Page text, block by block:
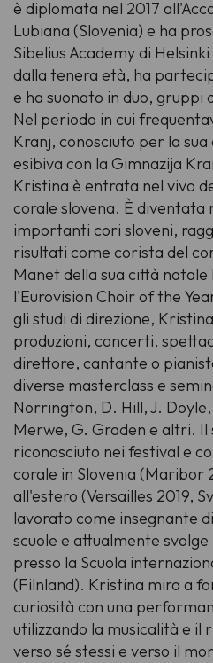
è diplomata nel 2017
Lubiana (Slovenia) e ha
Sibelius Academy di
dalla tenera età, ha
e ha suonato in duo, gruppi
Nel periodo in cui
Kranj, conosciuto per la
esibiva con la Gimnazija
Kristina è entrata nel vivo
corale slovena. È diventata
importanti cori sloveni,
risultati come corista del
Manet della sua città natale
l'Eurovision Choir of the
gli studi di direzione,
produzioni, concerti,
direttore, cantante o
diverse masterclass e
Norrington, D. Hill, J.
Merwe, G. Graden e altri. Il
riconosciuto nei festival e
corale in Slovenia (Maribor
all'estero (Versailles 2019,
lavorato come insegnante
scuole e attualmente
presso la Scuola
(Filnland). Kristina mira a
curiosità con una
utilizzando la musicalità e il
verso sé stessi e verso il